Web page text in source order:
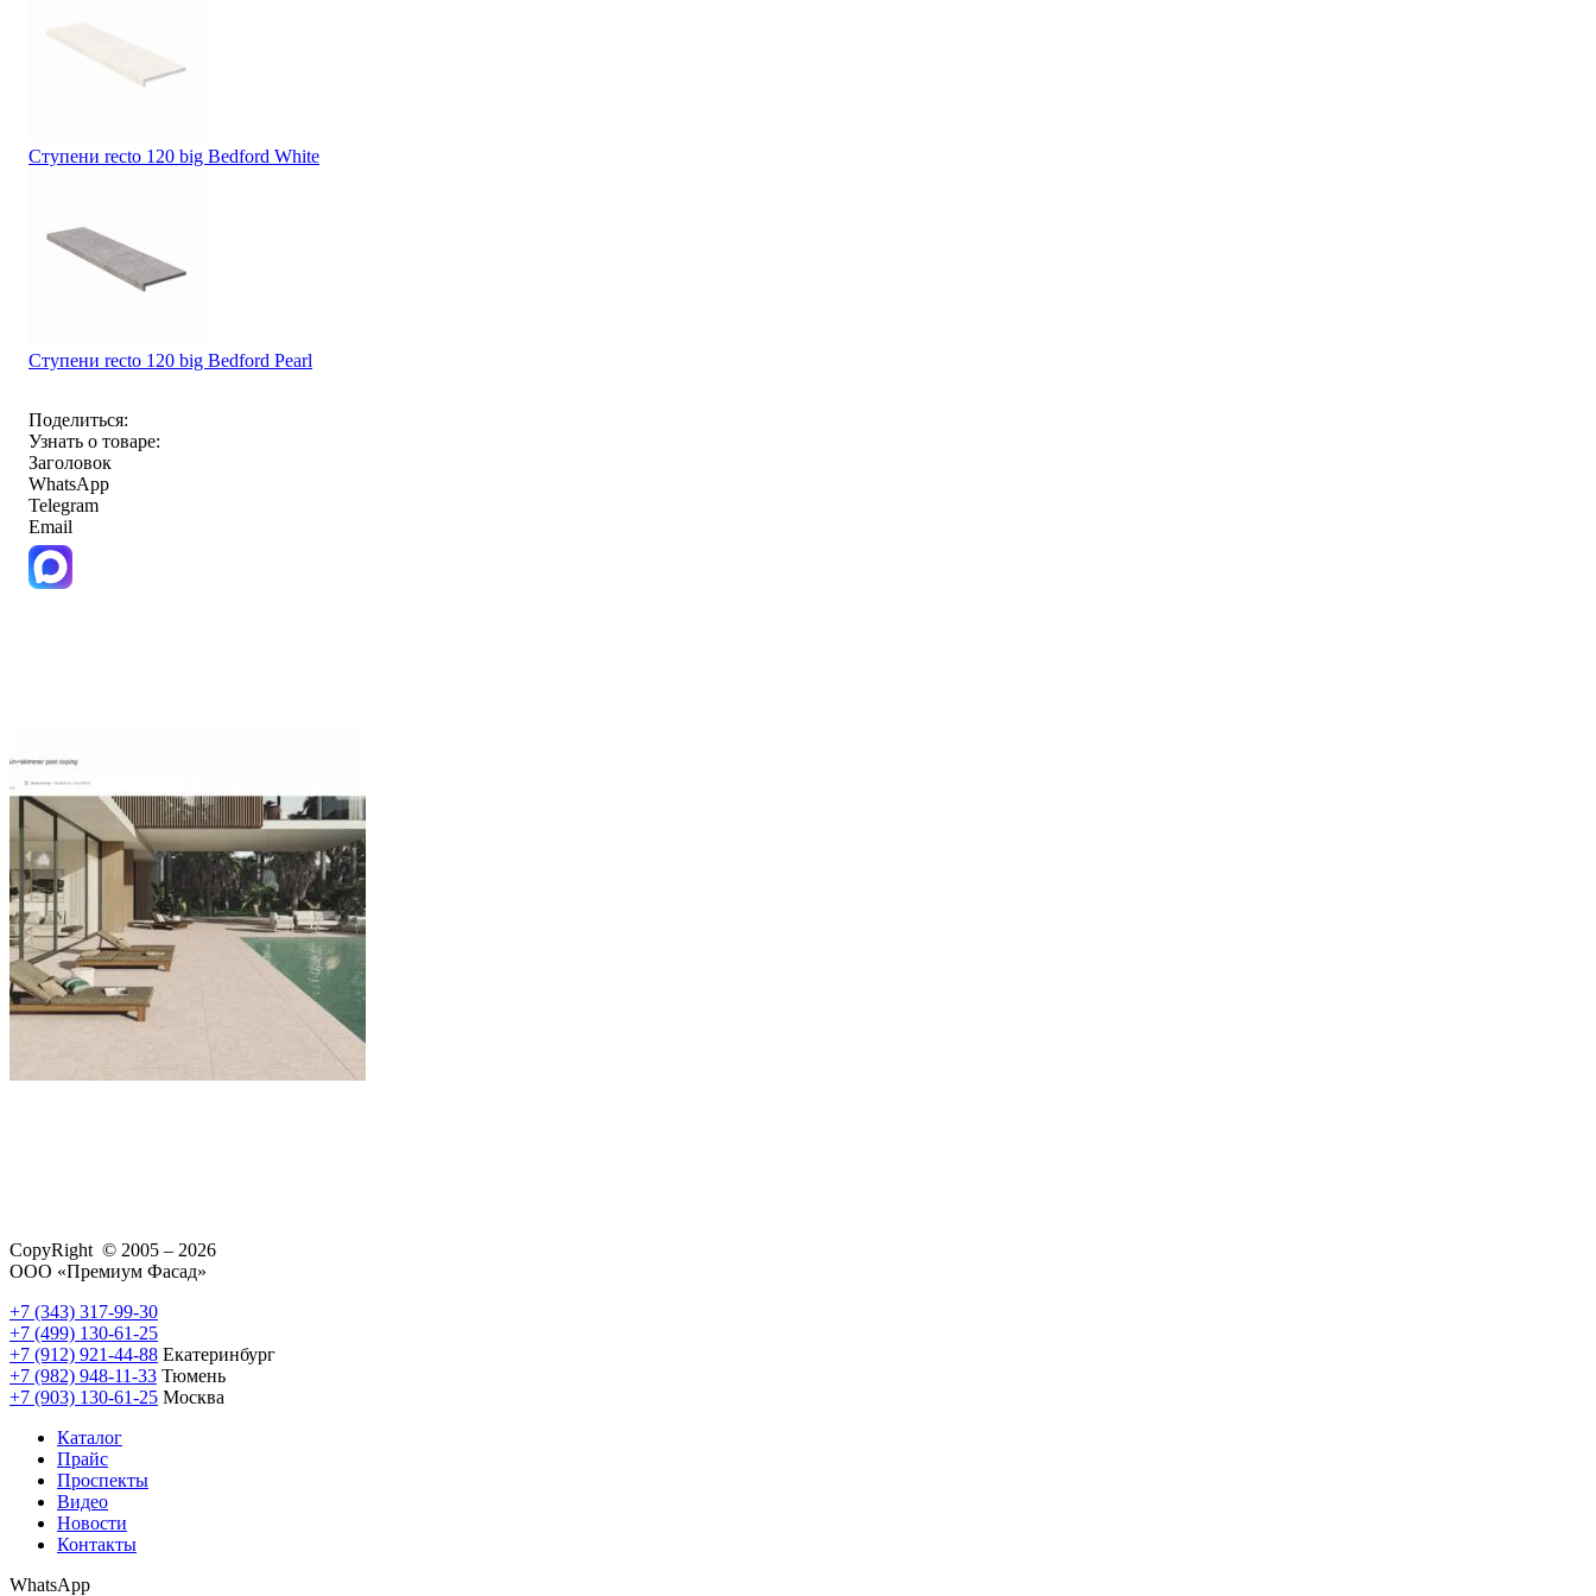
Ступени recto 120 big Bedford White
Ступени recto 120 big Bedford Pearl
Поделиться:
Узнать о товаре:
Заголовок
WhatsApp
Telegram
Email
CopyRight © 2005 – 2026
ООО «Премиум Фасад»
+7 (343) 317-99-30
+7 (499) 130-61-25
+7 (912) 921-44-88 Екатеринбург
+7 (982) 948-11-33 Тюмень
+7 (903) 130-61-25 Москва
Каталог
Прайс
Проспекты
Видео
Новости
Контакты
WhatsApp